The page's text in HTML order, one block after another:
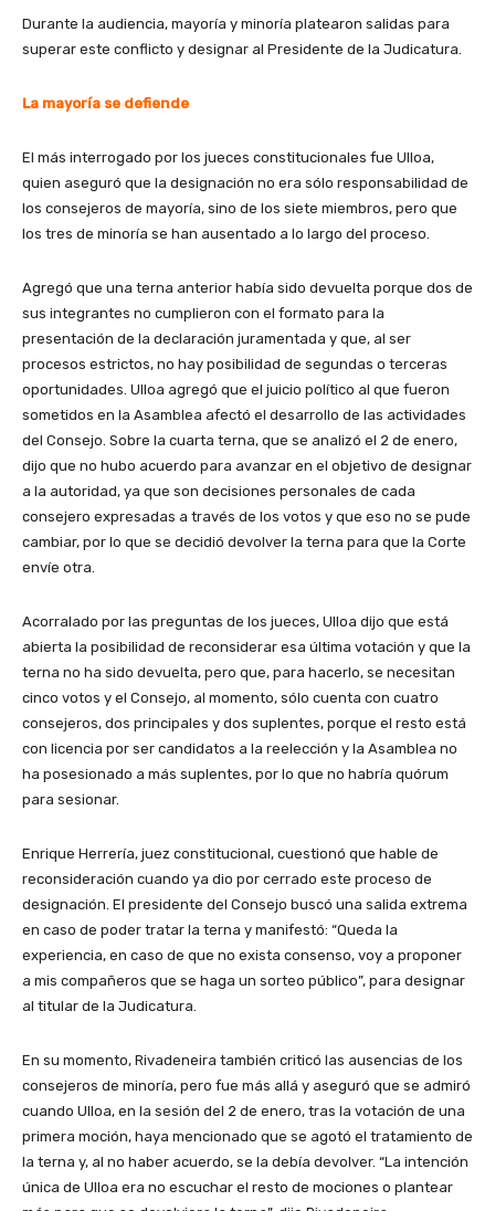
Durante la audiencia, mayoría y minoría platearon salidas para
superar este conflicto y designar al Presidente de la Judicatura.
La mayoría se defiende
El más interrogado por los jueces constitucionales fue Ulloa,
quien aseguró que la designación no era sólo responsabilidad de
los consejeros de mayoría, sino de los siete miembros, pero que
los tres de minoría se han ausentado a lo largo del proceso.
Agregó que una terna anterior había sido devuelta porque dos de
sus integrantes no cumplieron con el formato para la
presentación de la declaración juramentada y que, al ser
procesos estrictos, no hay posibilidad de segundas o terceras
oportunidades. Ulloa agregó que el juicio político al que fueron
sometidos en la Asamblea afectó el desarrollo de las actividades
del Consejo. Sobre la cuarta terna, que se analizó el 2 de enero,
dijo que no hubo acuerdo para avanzar en el objetivo de designar
a la autoridad, ya que son decisiones personales de cada
consejero expresadas a través de los votos y que eso no se pude
cambiar, por lo que se decidió devolver la terna para que la Corte
envíe otra.
Acorralado por las preguntas de los jueces, Ulloa dijo que está
abierta la posibilidad de reconsiderar esa última votación y que la
terna no ha sido devuelta, pero que, para hacerlo, se necesitan
cinco votos y el Consejo, al momento, sólo cuenta con cuatro
consejeros, dos principales y dos suplentes, porque el resto está
con licencia por ser candidatos a la reelección y la Asamblea no
ha posesionado a más suplentes, por lo que no habría quórum
para sesionar.
Enrique Herrería, juez constitucional, cuestionó que hable de
reconsideración cuando ya dio por cerrado este proceso de
designación. El presidente del Consejo buscó una salida extrema
en caso de poder tratar la terna y manifestó: “Queda la
experiencia, en caso de que no exista consenso, voy a proponer
a mis compañeros que se haga un sorteo público”, para designar
al titular de la Judicatura.
En su momento, Rivadeneira también criticó las ausencias de los
consejeros de minoría, pero fue más allá y aseguró que se admiró
cuando Ulloa, en la sesión del 2 de enero, tras la votación de una
primera moción, haya mencionado que se agotó el tratamiento de
la terna y, al no haber acuerdo, se la debía devolver. “La intención
única de Ulloa era no escuchar el resto de mociones o plantear